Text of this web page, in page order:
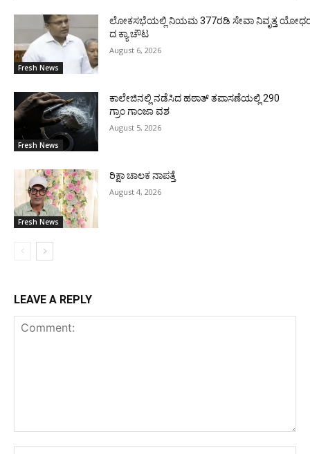
Fresh News
ಲೋಕಸಭೆಯಲ್ಲಿ ನಿಯಮ 377ರಡಿ ಸೇವಾ ನಿವೃತ್ತ ಯೋಧರ
ದ ಕ್ಯಾ.ಚೌಟ
August 6, 2026
Fresh News
ಕಾಲೇಜಿನಲ್ಲಿ ನಡೆಸಿದ ಹಠಾತ್ ತಪಾಸಣೆಯಲ್ಲಿ 290
ಗ್ರಾಂ ಗಾಂಜಾ ವಶ
August 5, 2026
Fresh News
ರಿಕ್ಷಾ ಚಾಲಕ ನಾಪತ್ತೆ
August 4, 2026
LEAVE A REPLY